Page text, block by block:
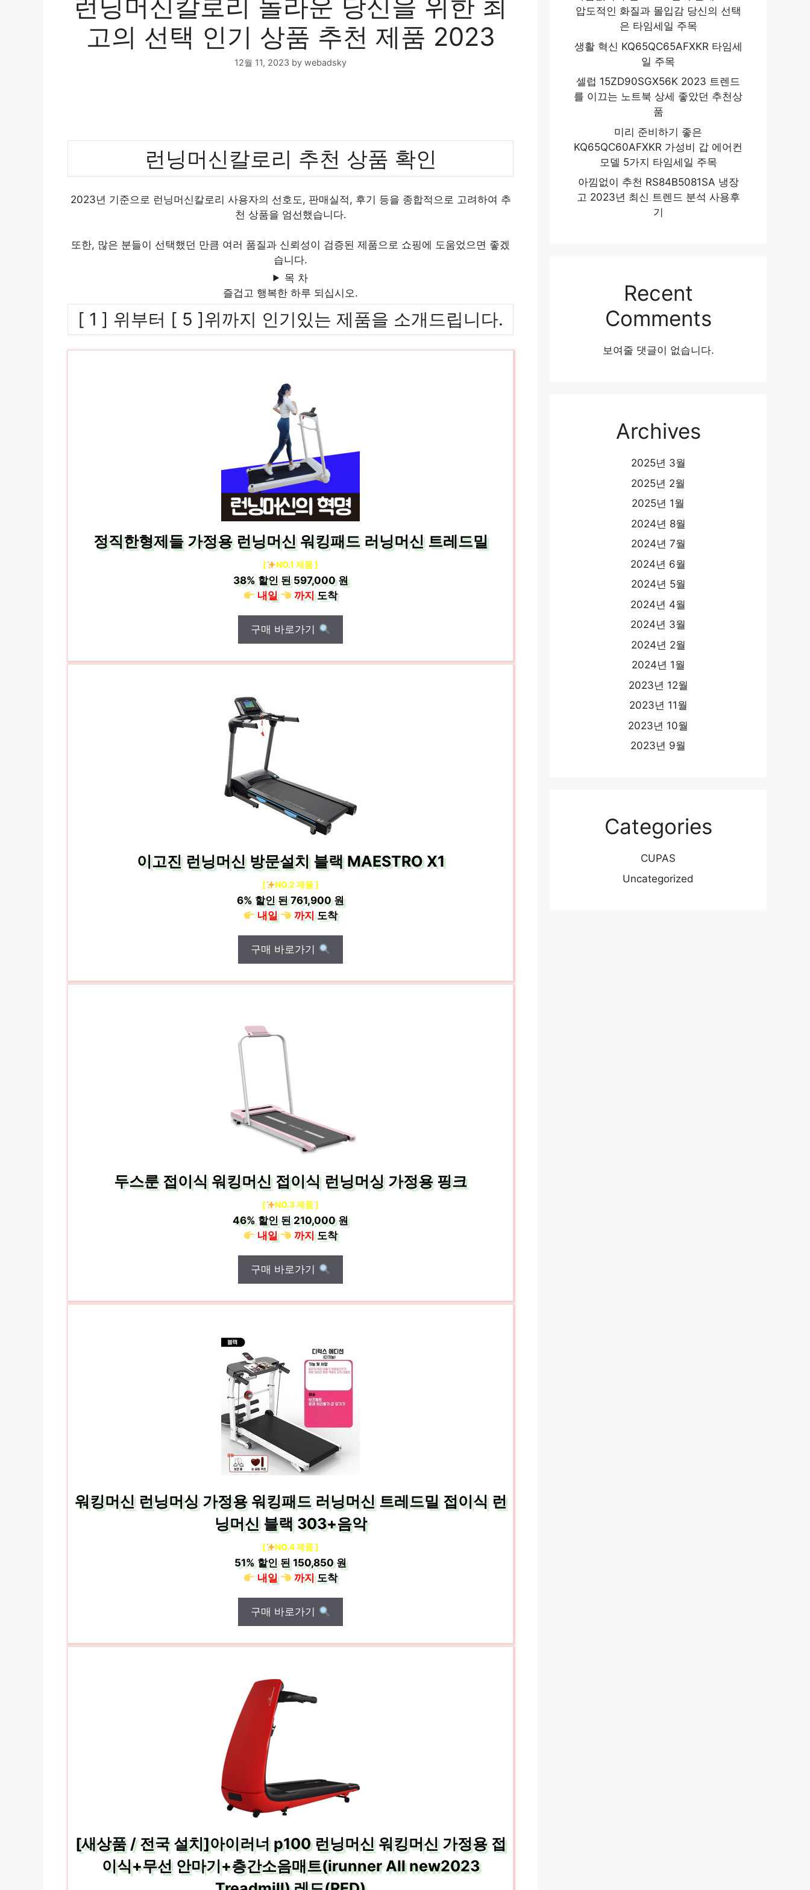
런닝머신칼로리 놀라운 당신을 위한 최
고의 선택 인기 상품 추천 제품 2023
12월 11, 2023 by webadsky
런닝머신칼로리 추천 상품 확인
2023년 기준으로 런닝머신칼로리 사용자의 선호도, 판매실적, 후기 등을 종합적으로 고려하여 추
천 상품을 엄선했습니다.
또한, 많은 분들이 선택했던 만큼 여러 품질과 신뢰성이 검증된 제품으로 쇼핑에 도움었으면 좋겠
습니다.
목 차
즐겁고 행복한 하루 되십시오.
[ 1 ] 위부터 [ 5 ]위까지 인기있는 제품을 소개드립니다.
정직한형제들 가정용 런닝머신 워킹패드 러닝머신 트레드밀
[ NO.1 제품 ]
38%할인 된597,000 원
내일
까지도착
구매 바로가기
이고진 런닝머신 방문설치 블랙 MAESTRO X1
[ NO.2 제품 ]
6%할인 된761,900 원
내일
까지도착
구매 바로가기
두스룬 접이식 워킹머신 접이식 런닝머싱 가정용 핑크
[ NO.3 제품 ]
46%할인 된210,000 원
내일
까지도착
구매 바로가기
워킹머신 런닝머싱 가정용 워킹패드 러닝머신 트레드밀 접이식 런
닝머신 블랙 303+음악
[ NO.4 제품 ]
51%할인 된150,850 원
내일
까지도착
구매 바로가기
[새상품 / 전국 설치]아이러너 p100 런닝머신 워킹머신 가정용 접
이식+무선 안마기+층간소음매트(irunner All new2023
압도적인 화질과 몰입감 당신의 선택
은 타임세일 주목
생활 혁신 KQ65QC65AFXKR 타임세
일 주목
셀럽 15ZD90SGX56K 2023 트렌드
를 이끄는 노트북 상세 좋았던 추천상
품
미리 준비하기 좋은
KQ65QC60AFXKR 가성비 갑 에어컨
모델 5가지 타임세일 주목
아낌없이 추천 RS84B5081SA 냉장
고 2023년 최신 트렌드 분석 사용후
기
Recent
Comments
보여줄 댓글이 없습니다.
Archives
2025년 3월
2025년 2월
2025년 1월
2024년 8월
2024년 7월
2024년 6월
2024년 5월
2024년 4월
2024년 3월
2024년 2월
2024년 1월
2023년 12월
2023년 11월
2023년 10월
2023년 9월
Categories
CUPAS
Uncategorized